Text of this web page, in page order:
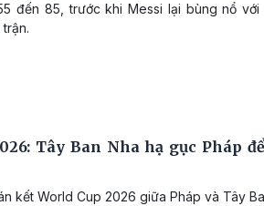
đến 85, trước khi Messi lại bùng nổ với
Tây Ban Nha hạ gục Pháp
kết World Cup 2026 giữa Pháp và Tây